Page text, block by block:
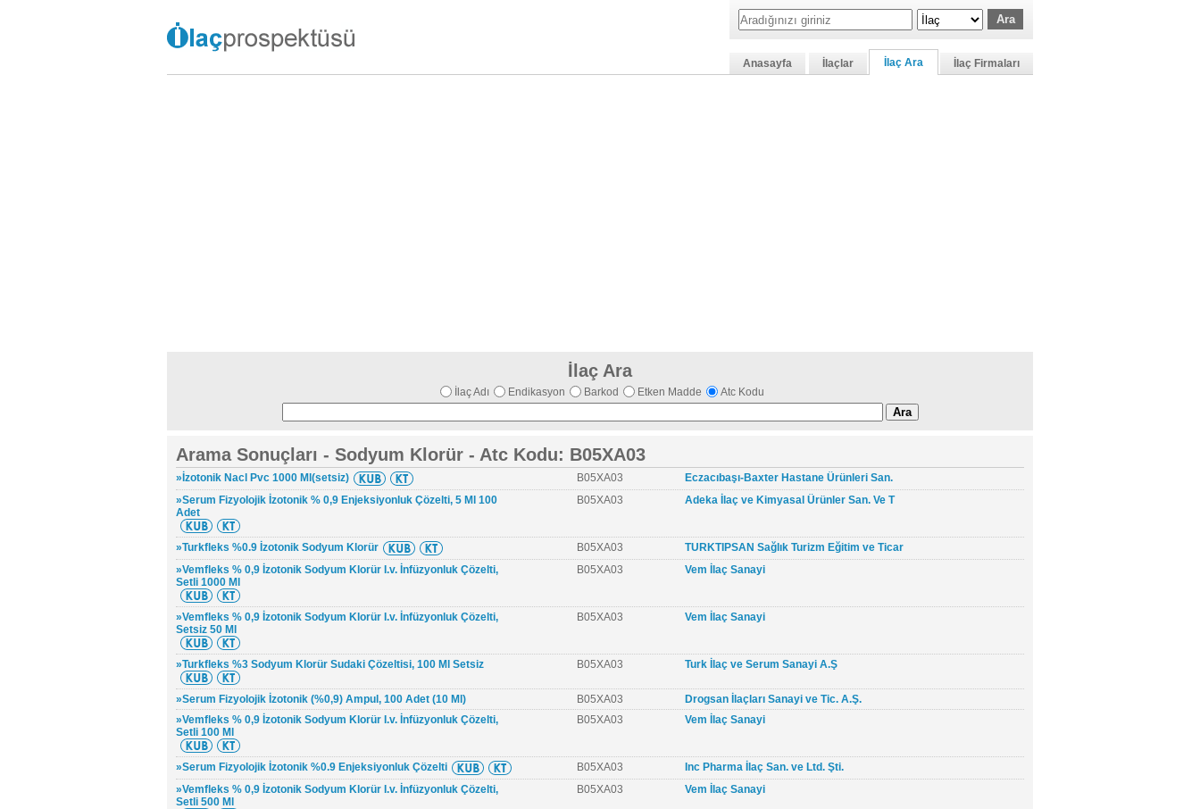
Anasayfa İlaçlar İlaç Ara İlaç Firmaları
İlaç Ara
İlaç Adı Endikasyon Barkod Etken Madde Atc Kodu
Arama Sonuçları - Sodyum Klorür - Atc Kodu: B05XA03
»İzotonik Nacl Pvc 1000 Ml(setsiz) B05XA03
Eczacıbaşı-Baxter Hastane Ürünleri San.
»Serum Fizyolojik İzotonik % 0,9 Enjeksiyonluk Çözelti, 5 Ml 100
Adet
B05XA03 Adeka İlaç ve Kimyasal Ürünler San. Ve T
»Turkfleks %0.9 İzotonik Sodyum Klorür B05XA03
TURKTIPSAN Sağlık Turizm Eğitim ve Ticar
»Vemfleks % 0,9 İzotonik Sodyum Klorür I.v. İnfüzyonluk Çözelti,
Setli 1000 Ml
B05XA03 Vem İlaç Sanayi
»Vemfleks % 0,9 İzotonik Sodyum Klorür I.v. İnfüzyonluk Çözelti,
Setsiz 50 Ml
B05XA03 Vem İlaç Sanayi
»Turkfleks %3 Sodyum Klorür Sudaki Çözeltisi, 100 Ml Setsiz B05XA03 Turk İlaç ve Serum Sanayi A.Ş
»Serum Fizyolojik İzotonik (%0,9) Ampul, 100 Adet (10 Ml) B05XA03
Drogsan İlaçları Sanayi ve Tic. A.Ş.
»Vemfleks % 0,9 İzotonik Sodyum Klorür I.v. İnfüzyonluk Çözelti,
Setli 100 Ml
B05XA03 Vem İlaç Sanayi
»Serum Fizyolojik İzotonik %0.9 Enjeksiyonluk Çözelti B05XA03
Inc Pharma İlaç San. ve Ltd. Şti.
»Vemfleks % 0,9 İzotonik Sodyum Klorür I.v. İnfüzyonluk Çözelti,
Setli 500 Ml
B05XA03 Vem İlaç Sanayi